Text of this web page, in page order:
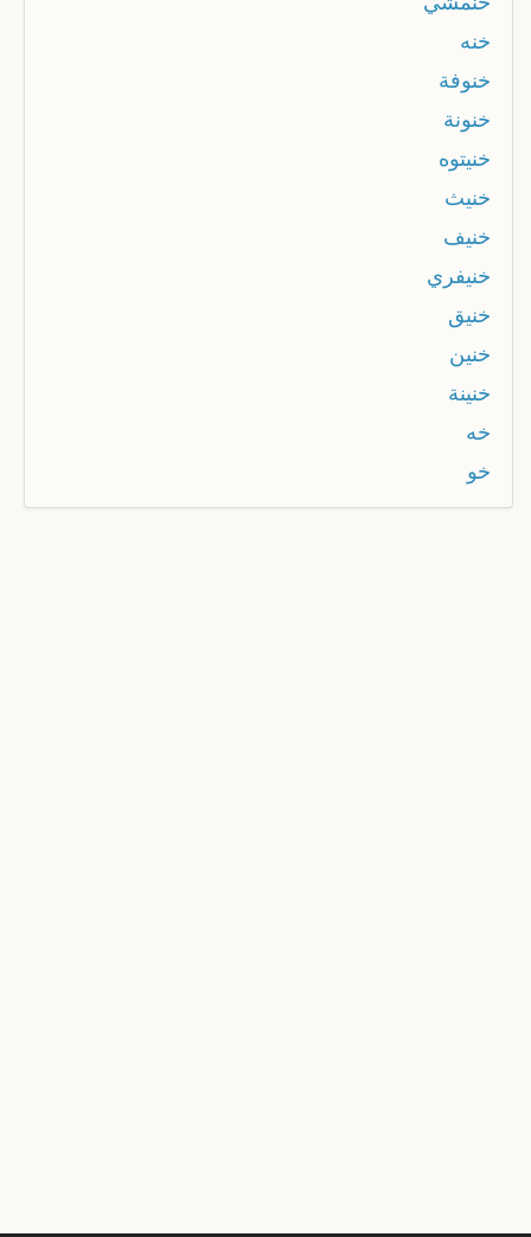
خنه
خنوفة
خنونة
خنيتوه
خنيث
خنيف
خنيفري
خنيق
خنين
خنينة
خه
خو